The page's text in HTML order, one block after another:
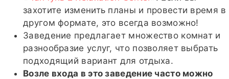
захотите изменить планы и провести время в
другом формате, это всегда возможно!
Заведение предлагает множество комнат и
разнообразие услуг, что позволяет выбрать
подходящий вариант для отдыха.
Возле входа в это заведение часто можно